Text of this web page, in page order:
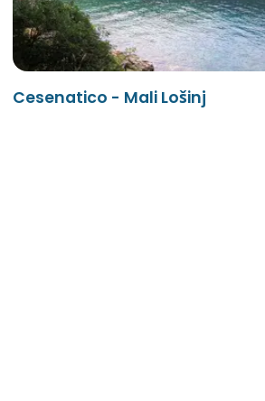
Cesenatico - Mali Lošinj